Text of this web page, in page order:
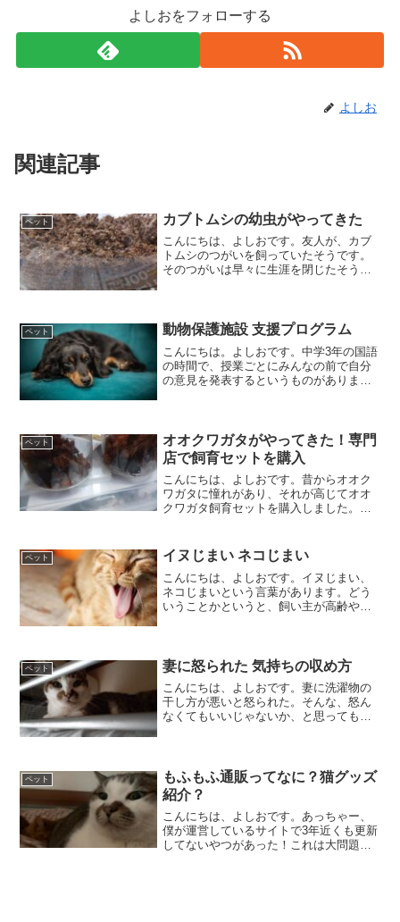
よしおをフォローする
よしお
関連記事
ペット カブトムシの幼虫がやってきた
こんにちは、よしおです。友人が、カブ
トムシのつがいを飼っていたそうです。
そのつがいは早々に生涯を閉じたそうで
て幼虫マットを交換した時...
ペット 動物保護施設 支援プログラム
こんにちは。よしおです。中学3年の国語
の時間で、授業ごとにみんなの前で自分
の意見を発表するというものがありまし
ているのが、級友が、動...
ペット
オオクワガタがやってきた！専門
店で飼育セットを購入
こんにちは、よしおです。昔からオオク
ワガタに憧れがあり、それが高じてオオ
クワガタ飼育セットを購入しました。購
2025年8月8日の午前中に宅急便で届きま
した。※地球の歩き方...
ペット イヌじまい ネコじまい
こんにちは、よしおです。イヌじまい、
ネコじまいという言葉があります。どう
いうことかというと、飼い主が高齢や病
断をすることです。こんな...
ペット 妻に怒られた 気持ちの収め方
こんにちは、よしおです。妻に洗濯物の
干し方が悪いと怒られた。そんな、怒ん
なくてもいいじゃないか、と思っても言
に持って行けばいいのか？...
ペット
もふもふ通販ってなに？猫グッズ
紹介？
こんにちは、よしおです。あっちゃー、
僕が運営しているサイトで3年近くも更新
してないやつがあった！これは大問題で